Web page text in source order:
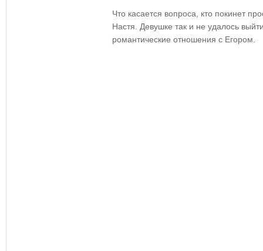
Что касается вопроса, кто покинет
Настя. Девушке так и не удалось
романтические отношения с Егором.